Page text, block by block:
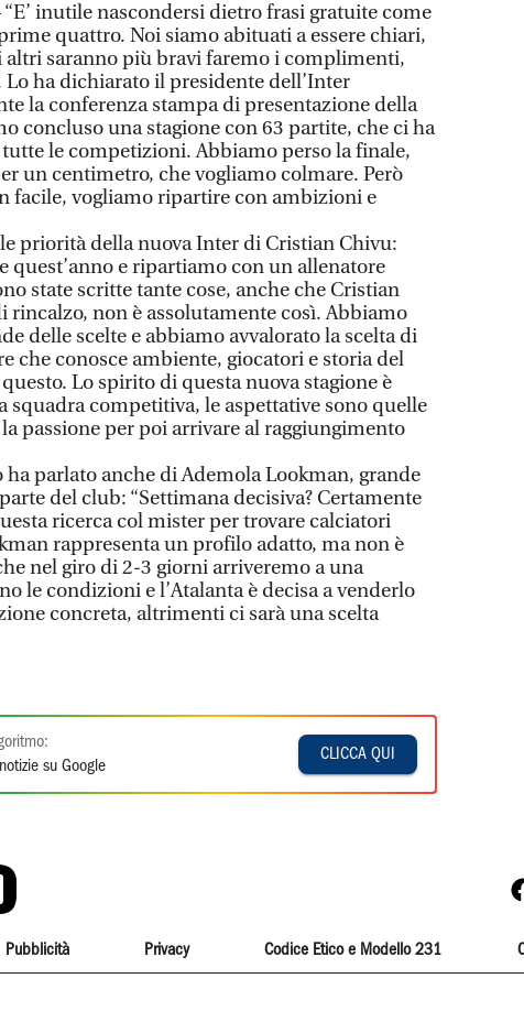
“E’ inutile nascondersi dietro frasi gratuite come
quattro. Noi siamo abituati a essere chiari,
altri saranno più bravi faremo i complimenti,
Lo ha dichiarato il presidente dell’Inter
la conferenza stampa di presentazione della
concluso una stagione con 63 partite, che ci ha
le competizioni. Abbiamo perso la finale,
un centimetro, che vogliamo colmare. Però
facile, vogliamo ripartire con ambizioni e
priorità della nuova Inter di Cristian Chivu:
quest’anno e ripartiamo con un allenatore
state scritte tante cose, anche che Cristian
rincalzo, non è assolutamente così. Abbiamo
delle scelte e abbiamo avvalorato la scelta di
che conosce ambiente, giocatori e storia del
Lo spirito di questa nuova stagione è
squadra competitiva, le aspettative sono quelle
passione per poi arrivare al raggiungimento
parlato anche di Ademola Lookman, grande
del club: “Settimana decisiva? Certamente
ricerca col mister per trovare calciatori
rappresenta un profilo adatto, ma non è
nel giro di 2-3 giorni arriveremo a una
le condizioni e l’Atalanta è decisa a venderlo
concreta, altrimenti ci sarà una scelta
su Google
CLICCA QUI
Pubblicità Privacy Codice Etico e Modello 231